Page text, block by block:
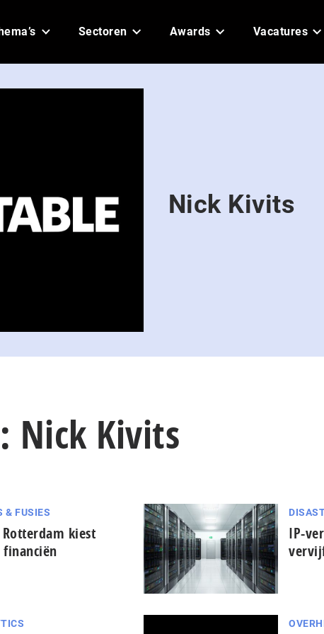
Sectoren Awards Vacatures
Nick Kivits
Nick Kivits
& FUSIES
kiest
IP-